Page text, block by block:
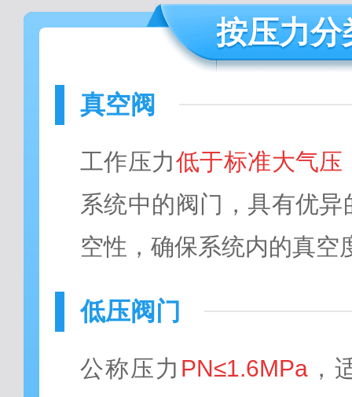
按压力分
真空阀
工作压力低于标准大气压
系统中的阀门，具有优
空性，确保系统内的真空
低压阀门
公称压力 PN≤1.6MPa ，